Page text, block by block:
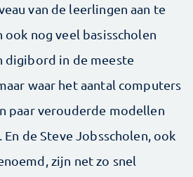
van de leerlingen aan te
ook nog veel basisscholen
digibord in de meeste
waar het aantal computers
paar verouderde modellen
de Steve Jobsscholen, ook
zijn net zo snel